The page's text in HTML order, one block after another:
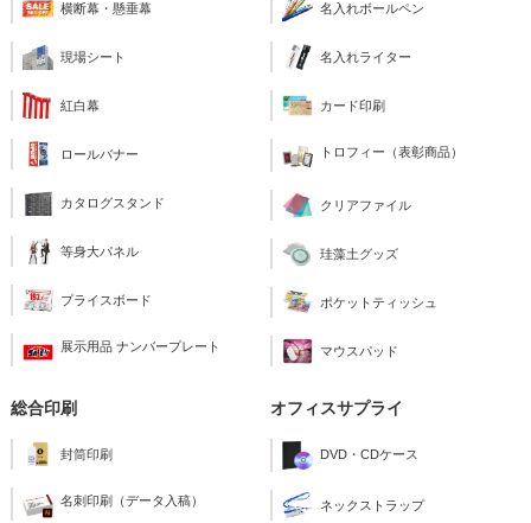
横断幕・懸垂幕
現場シート
紅白幕
ロールバナー
カタログスタンド
等身大パネル
プライスボード
展示用品 ナンバープレート
名入れボールペン
名入れライター
カード印刷
トロフィー（表彰商品）
クリアファイル
珪藻土グッズ
ポケットティッシュ
マウスパッド
総合印刷
封筒印刷
名刺印刷（データ入稿）
オフィスサプライ
DVD・CDケース
ネックストラップ